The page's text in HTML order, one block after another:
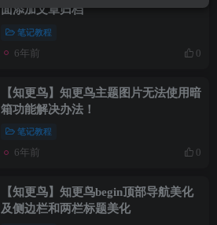
面添加文章归档
笔记教程
6年前 0
【知更鸟】知更鸟主题图片无法使用暗
箱功能解决办法！
笔记教程
6年前 0
【知更鸟】知更鸟begin顶部导航美化
及侧边栏和两栏标题美化